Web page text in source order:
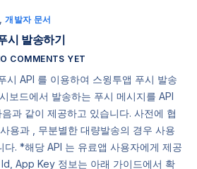
,개발자 문서
시 발송하기
COMMENTS YET
시 API 를 이용하여 스윙투앱 푸시 발송
보드에서 발송하는 푸시 메시지를 API
과 같이 제공하고 있습니다. 사전에 협
용과 , 무분별한 대량발송의 경우 사용
. *해당 API 는 유료앱 사용자에게 제공
App Key 정보는 아래 가이드에서 확